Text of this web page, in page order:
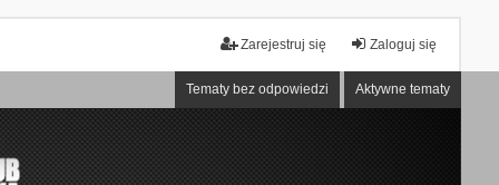
Zaloguj się
Zarejestruj się
Tematy bez odpowiedzi Aktywne tematy